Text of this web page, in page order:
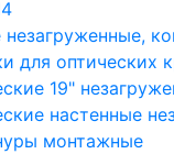
незагруженные,
для оптических
19"
настенные
монтажные